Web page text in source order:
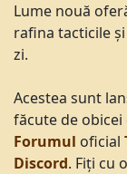
Lume nouă
rafina tacticile
zi.
Acestea sunt
făcute de
Forumul oficial
Discord. Fiți cu